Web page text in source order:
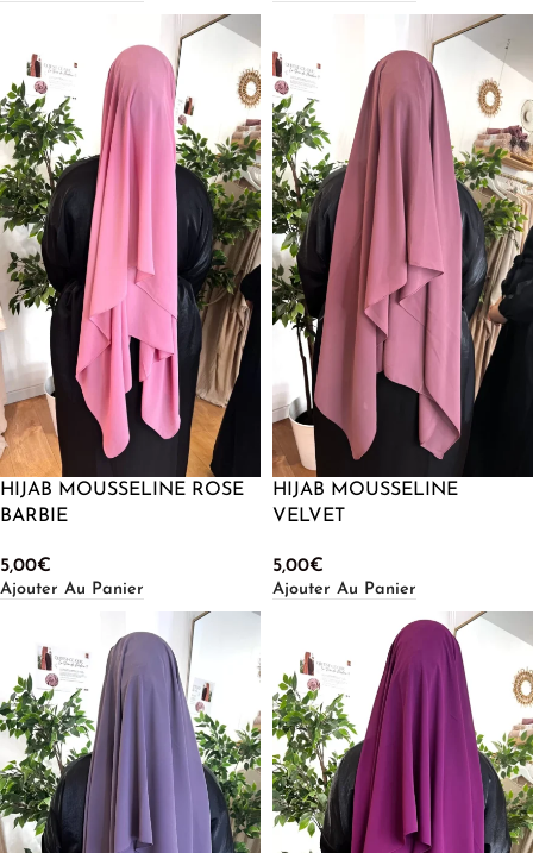
HIJAB MOUSSELINE ROSE
BARBIE
5,00€
Ajouter Au Panier
HIJAB MOUSSELINE
VELVET
5,00€
Ajouter Au Panier